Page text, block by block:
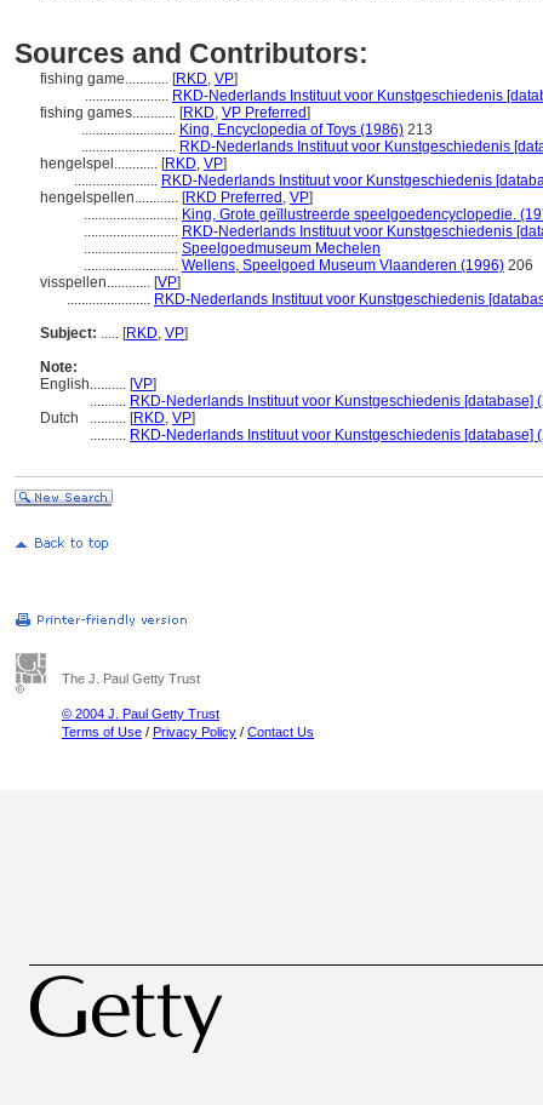
Sources and Contributors:
fishing game............ [RKD, VP]
....................... RKD-Nederlands Instituut voor Kunstgeschiedenis
fishing games............ [RKD, VP Preferred]
.......................... King, Encyclopedia of Toys (1986) 213
.......................... RKD-Nederlands Instituut voor Kunstgeschiedenis
hengelspel............ [RKD, VP]
....................... RKD-Nederlands Instituut voor Kunstgeschiedenis
hengelspellen............ [RKD Preferred , VP]
.......................... King, Grote geïllustreerde speelgoedencyclopedie.
.......................... RKD-Nederlands Instituut voor Kunstgeschiedenis
.......................... Speelgoedmuseum Mechelen
.......................... Wellens, Speelgoed Museum Vlaanderen (1996) 206
visspellen............ [VP]
....................... RKD-Nederlands Instituut voor Kunstgeschiedenis
Subject: ..... [RKD, VP]
Note:
English.......... [VP]
.......... RKD-Nederlands Instituut voor Kunstgeschiedenis [database]
Dutch
.......... [RKD, VP]
.......... RKD-Nederlands Instituut voor Kunstgeschiedenis [database]
The J. Paul Getty Trust
© 2004 J. Paul Getty Trust
Terms of Use / Privacy Policy / Contact Us